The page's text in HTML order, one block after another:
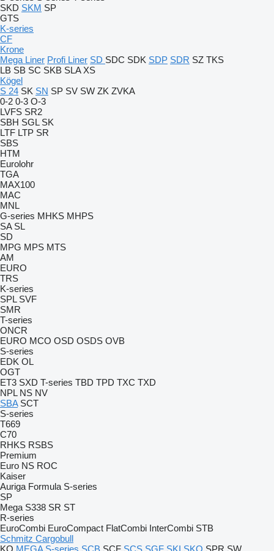
SKD SKM SP
GTS
K-series
CF
Krone
Mega Liner Profi Liner SD SDC SDK SDP SDR SZ TKS
LB SB SC SKB SLA XS
Kögel
S 24 SK SN SP SV SW ZK ZVKA
0-2 0-3 O-3
LVFS SR2
SBH SGL SK
LTF LTP SR
SBS
HTM
Eurolohr
TGA
MAX100
MAC
MNL
G-series MHKS MHPS
SA SL
SD
MPG MPS MTS
AM
EURO
TRS
K-series
SPL SVF
SMR
T-series
ONCR
EURO MCO OSD OSDS OVB
S-series
EDK OL
OGT
ET3 SXD T-series TBD TPD TXC TXD
NPL NS NV
SBA SCT
S-series
T669
C70
RHKS RSBS
Premium
Euro NS ROC
Kaiser
Auriga Formula S-series
SP
Mega S338 SR ST
R-series
EuroCombi EuroCompact FlatCombi InterCombi STB
Schmitz Cargobull
KO MEGA S-series SCB SCF SCS SGF SKI SKO SPR SW